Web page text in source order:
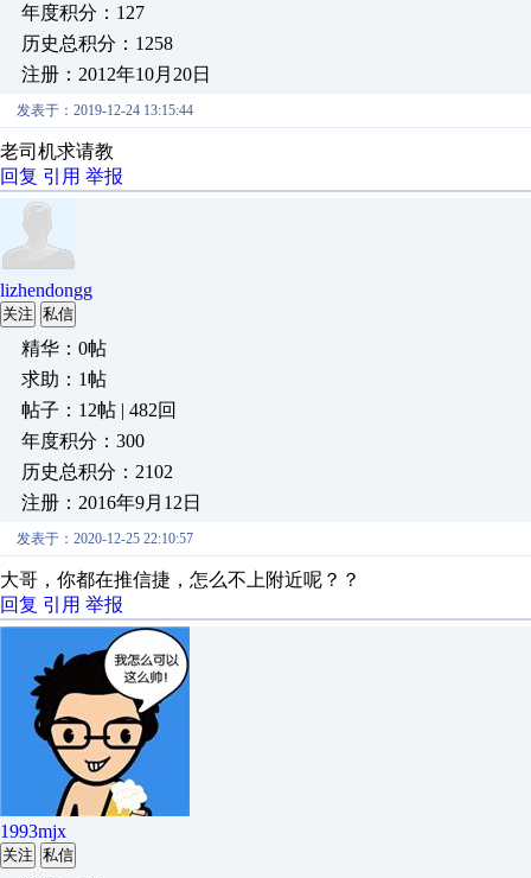
年度积分：127
历史总积分：1258
注册：2012年10月20日
发表于：2019-12-24 13:15:44
老司机求请教
回复 引用 举报
lizhendongg
关注 私信
精华：0帖
求助：1帖
帖子：12帖 | 482回
年度积分：300
历史总积分：2102
注册：2016年9月12日
发表于：2020-12-25 22:10:57
大哥，你都在推信捷，怎么不上附近呢？？
回复 引用 举报
1993mjx
关注 私信